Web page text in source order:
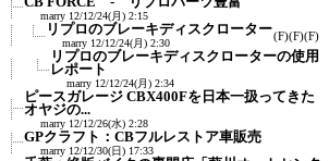
marry 12/12/24(月) 2:15
リプロのブレーキディスクローター
marry 12/12/24(月) 2:30
(F)(F)(F)
リプロのブレーキディスクローターの使用
レポート
marry 12/12/24(月) 2:34
ピースガレージ CBX400Fを日本一扱ってきた
オヤジの...
marry 12/12/26(水) 2:28
GPクラフト：CBフルレストア車販売
marry 12/12/30(日) 17:33